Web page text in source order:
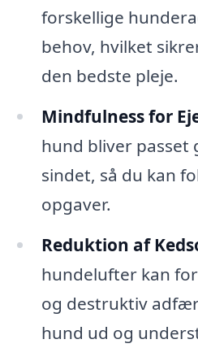
forskellige
behov, hvilket
den bedste pleje.
Mindfulness for
hund bliver passet
sindet, så du kan
opgaver.
Reduktion af
hundelufter kan
og destruktiv
hund ud og